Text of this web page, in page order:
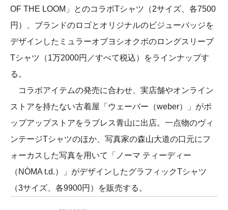
OF THE LOOM」とのコラボTシャツ（2サイズ、各7500
円）、ブランドのロゴとオリジナルのビジューバッジを
デザインしたミュラーオブヨシオクボのロングスリーブ
Tシャツ（1万2000円／すべて税込）をラインナップす
る。
コラボアイテムの発売に合わせ、実店舗やオンライン
ストアを持たない古着屋「ウェーバー（weber）」がポ
ップアップストアをラブレス青山に出店。一点物のヴィ
ンテージTシャツのほか、写真家の森山大道の口元にフ
ォーカスした写真を用いて「ノーマ ティーディー
（NÒMA t.d.）」がデザインしたグラフィックTシャツ
（3サイズ、各9900円）を販売する。